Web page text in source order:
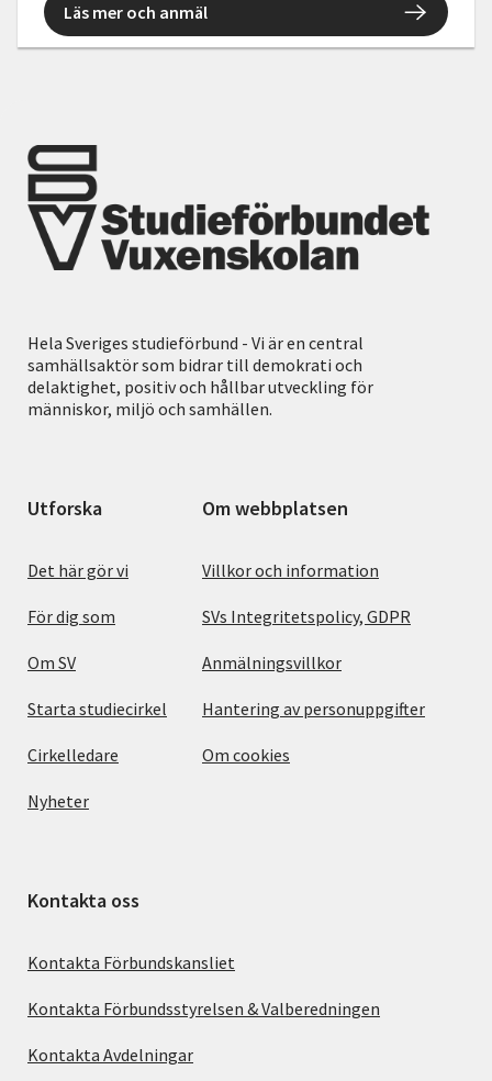
Läs mer och anmäl
Hela Sveriges studieförbund - Vi är en central
samhällsaktör som bidrar till demokrati och
delaktighet, positiv och hållbar utveckling för
människor, miljö och samhällen.
Utforska
Det här gör vi
För dig som
Om SV
Starta studiecirkel
Cirkelledare
Nyheter
Om webbplatsen
Villkor och information
SVs Integritetspolicy, GDPR
Anmälningsvillkor
Hantering av personuppgifter
Om cookies
Kontakta oss
Kontakta Förbundskansliet
Kontakta Förbundsstyrelsen & Valberedningen
Kontakta Avdelningar